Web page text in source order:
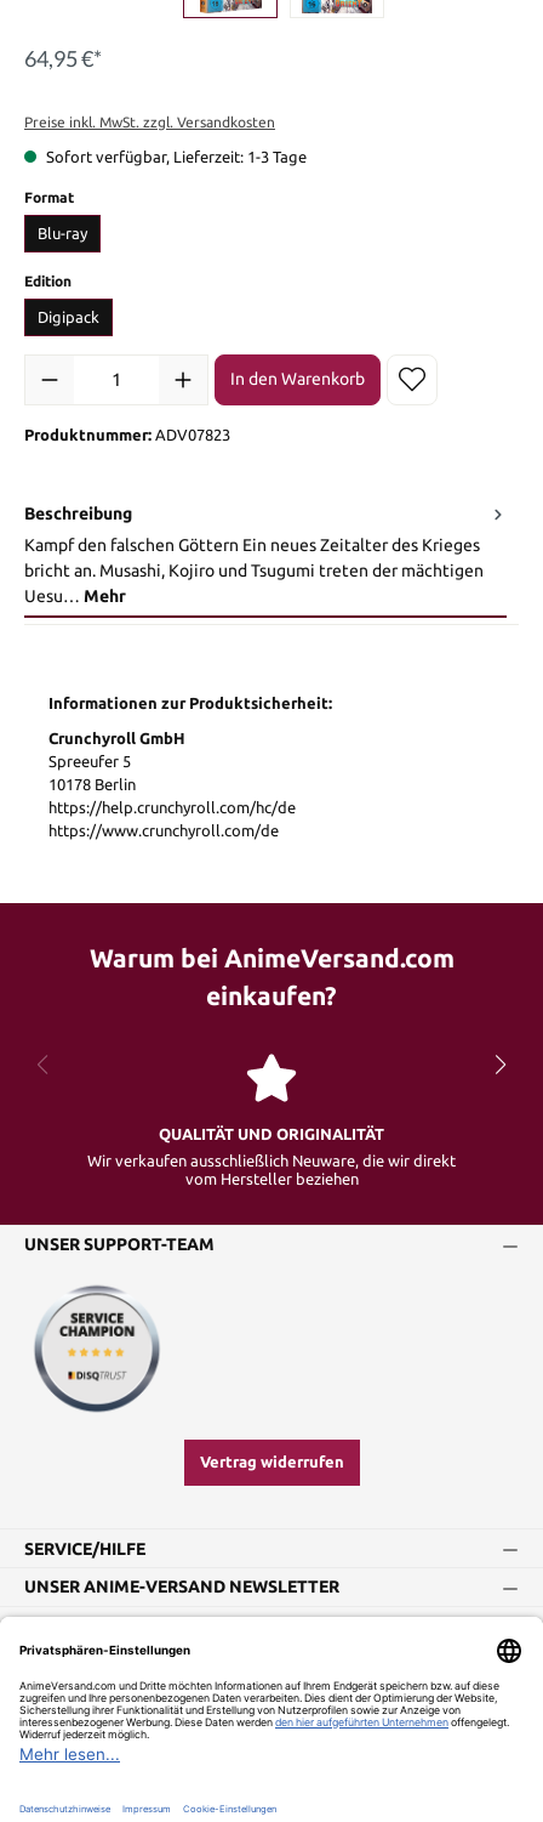
64,95 €*
Preise inkl. MwSt. zzgl. Versandkosten
Sofort verfügbar, Lieferzeit: 1-3 Tage
Formatauswählen
Blu-ray
Editionauswählen
Digipack
Produkt Anzahl: Gib den gewünschten Wert ein oder benutze die
In den Warenkorb
Produktnummer: ADV07823
Beschreibung
Kampf den falschen Göttern Ein neues Zeitalter des Krieges
bricht an. Musashi, Kojiro und Tsugumi treten der mächtigen
Uesu… Mehr
Informationen zur Produktsicherheit:
Crunchyroll GmbH
Spreeufer 5
10178 Berlin
https://help.crunchyroll.com/hc/de
https://www.crunchyroll.com/de
Warum bei AnimeVersand.com
einkaufen?
QUALITÄT UND ORIGINALITÄT
Wir verkaufen ausschließlich Neuware, die wir direkt
vom Hersteller beziehen
UNSER SUPPORT-TEAM
Vertrag widerrufen
SERVICE/HILFE
UNSER ANIME-VERSAND NEWSLETTER
Impressum